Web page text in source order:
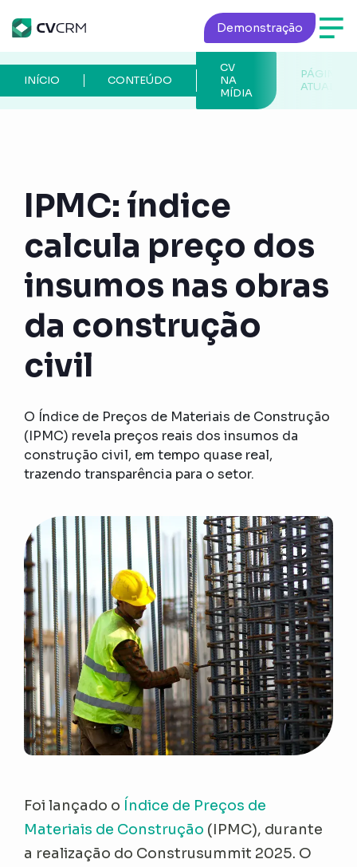
Demonstração
PÁGINA
ATUAL
CV
NA
MÍDIA
CONTEÚDO
INÍCIO
IPMC: índice
calcula preço dos
insumos nas obras
da construção
civil
O Índice de Preços de Materiais de Construção
(IPMC) revela preços reais dos insumos da
construção civil, em tempo quase real,
trazendo transparência para o setor.
Foi lançado o Índice de Preços de
Materiais de Construção (IPMC), durante
a realização do Construsummit 2025. O